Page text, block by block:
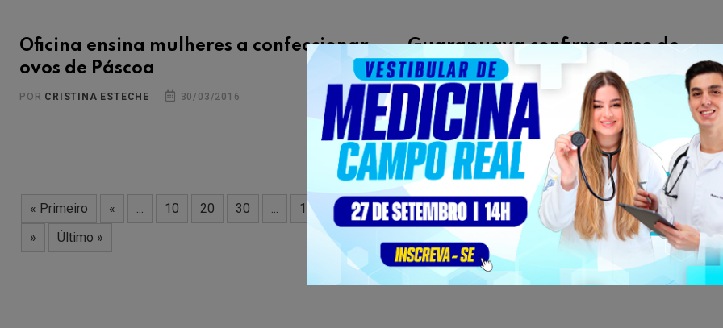
Oficina ensina mulheres a confeccionar
ovos de Páscoa
POR CRISTINA ESTECHE 30/03/2016
Guarapuava confirma caso de
chikungunya
POR CRISTINA ESTECHE 30/03/2016
« Primeiro « ... 10 20 30 ... 1.040 1.041 1.042 1.043 1.044 1.050 1.060
»
Último »